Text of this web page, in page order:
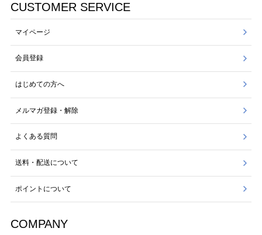
CUSTOMER SERVICE
マイページ
会員登録
はじめての方へ
メルマガ登録・解除
よくある質問
送料・配送について
ポイントについて
COMPANY